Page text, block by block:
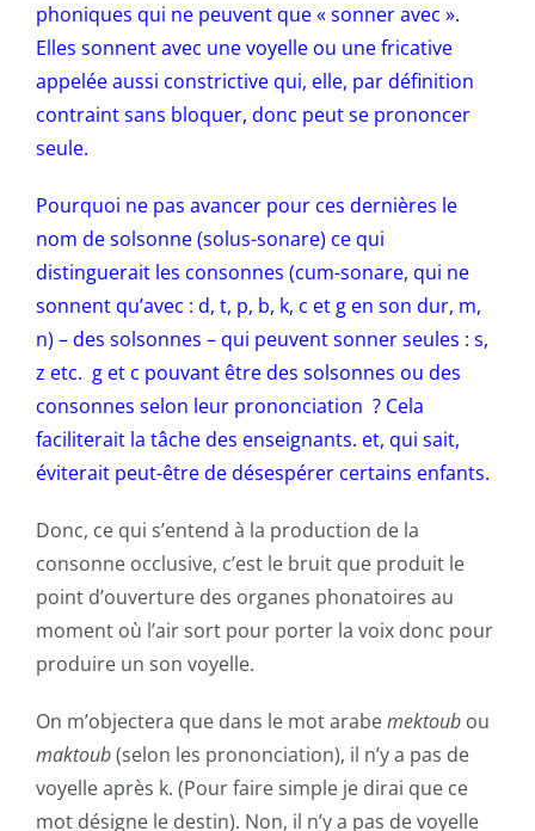
phoniques qui ne peuvent que « sonner avec ».
Elles sonnent avec une voyelle ou une fricative
appelée aussi constrictive qui, elle, par définition
contraint sans bloquer, donc peut se prononcer
seule.
Pourquoi ne pas avancer pour ces dernières le
nom de solsonne (solus-sonare) ce qui
distinguerait les consonnes (cum-sonare, qui ne
sonnent qu’avec : d, t, p, b, k, c et g en son dur, m,
n) – des solsonnes – qui peuvent sonner seules : s,
z etc. g et c pouvant être des solsonnes ou des
consonnes selon leur prononciation ? Cela
faciliterait la tâche des enseignants. et, qui sait,
éviterait peut-être de désespérer certains enfants.
Donc, ce qui s’entend à la production de la
consonne occlusive, c’est le bruit que produit le
point d’ouverture des organes phonatoires au
moment où l’air sort pour porter la voix donc pour
produire un son voyelle.
On m’objectera que dans le mot arabemektoub ou
maktoub(selon les prononciation), il n’y a pas de
voyelle après k. (Pour faire simple je dirai que ce
mot désigne le destin). Non, il n’y a pas de voyelle